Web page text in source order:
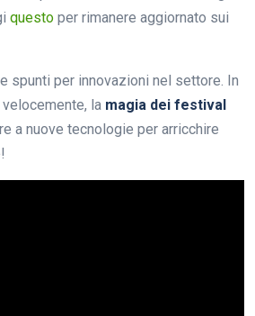
questo per rimanere aggiornato sui
spunti per innovazioni nel settore. In
la magia dei festival
a nuove tecnologie per arricchire